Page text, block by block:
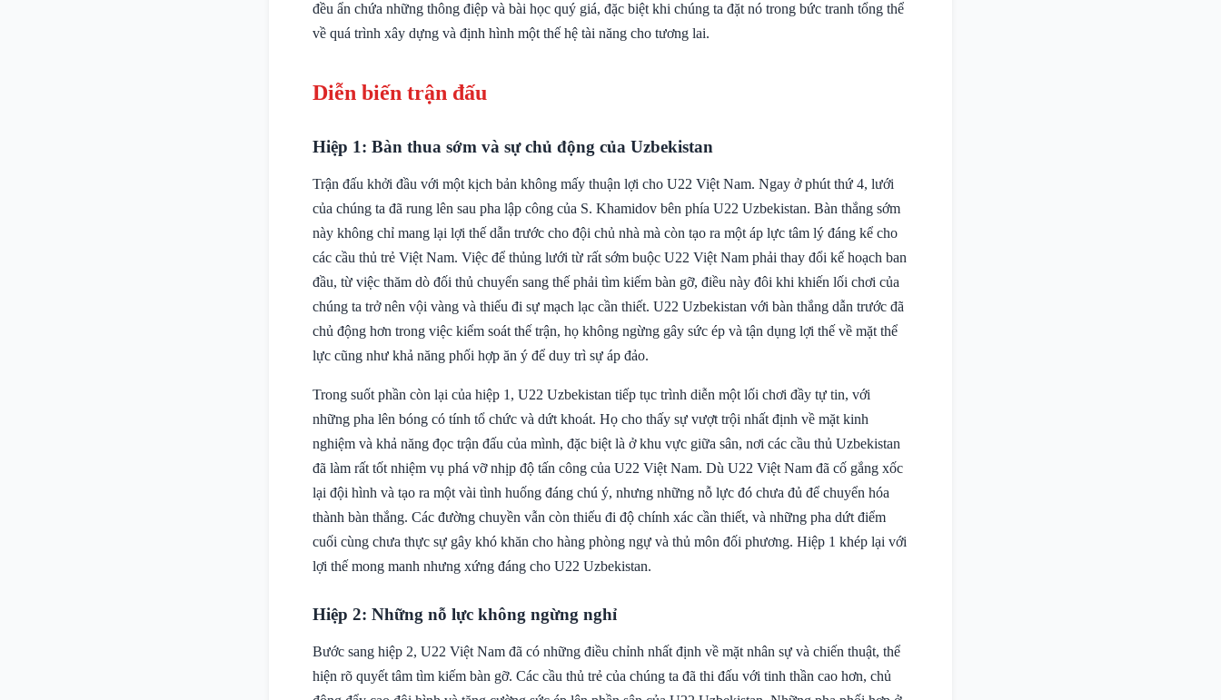
đều ẩn chứa những thông điệp và bài học quý giá, đặc biệt khi chúng ta đặt nó trong bức tranh tổng thể
về quá trình xây dựng và định hình một thế hệ tài năng cho tương lai.
Diễn biến trận đấu
Hiệp 1: Bàn thua sớm và sự chủ động của Uzbekistan
Trận đấu khởi đầu với một kịch bản không mấy thuận lợi cho U22 Việt Nam. Ngay ở phút thứ 4, lưới
của chúng ta đã rung lên sau pha lập công của S. Khamidov bên phía U22 Uzbekistan. Bàn thắng sớm
này không chỉ mang lại lợi thế dẫn trước cho đội chủ nhà mà còn tạo ra một áp lực tâm lý đáng kể cho
các cầu thủ trẻ Việt Nam. Việc để thủng lưới từ rất sớm buộc U22 Việt Nam phải thay đổi kế hoạch ban
đầu, từ việc thăm dò đối thủ chuyển sang thế phải tìm kiếm bàn gỡ, điều này đôi khi khiến lối chơi của
chúng ta trở nên vội vàng và thiếu đi sự mạch lạc cần thiết. U22 Uzbekistan với bàn thắng dẫn trước đã
chủ động hơn trong việc kiểm soát thế trận, họ không ngừng gây sức ép và tận dụng lợi thế về mặt thể
lực cũng như khả năng phối hợp ăn ý để duy trì sự áp đảo.
Trong suốt phần còn lại của hiệp 1, U22 Uzbekistan tiếp tục trình diễn một lối chơi đầy tự tin, với
những pha lên bóng có tính tổ chức và dứt khoát. Họ cho thấy sự vượt trội nhất định về mặt kinh
nghiệm và khả năng đọc trận đấu của mình, đặc biệt là ở khu vực giữa sân, nơi các cầu thủ Uzbekistan
đã làm rất tốt nhiệm vụ phá vỡ nhịp độ tấn công của U22 Việt Nam. Dù U22 Việt Nam đã cố gắng xốc
lại đội hình và tạo ra một vài tình huống đáng chú ý, nhưng những nỗ lực đó chưa đủ để chuyển hóa
thành bàn thắng. Các đường chuyền vẫn còn thiếu đi độ chính xác cần thiết, và những pha dứt điểm
cuối cùng chưa thực sự gây khó khăn cho hàng phòng ngự và thủ môn đối phương. Hiệp 1 khép lại với
lợi thế mong manh nhưng xứng đáng cho U22 Uzbekistan.
Hiệp 2: Những nỗ lực không ngừng nghỉ
Bước sang hiệp 2, U22 Việt Nam đã có những điều chỉnh nhất định về mặt nhân sự và chiến thuật, thể
hiện rõ quyết tâm tìm kiếm bàn gỡ. Các cầu thủ trẻ của chúng ta đã thi đấu với tinh thần cao hơn, chủ